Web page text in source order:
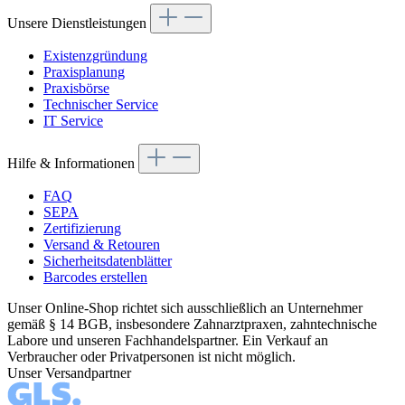
Unsere Dienstleistungen
Existenzgründung
Praxisplanung
Praxisbörse
Technischer Service
IT Service
Hilfe & Informationen
FAQ
SEPA
Zertifizierung
Versand & Retouren
Sicherheitsdatenblätter
Barcodes erstellen
Unser Online-Shop richtet sich ausschließlich an Unternehmer
gemäß § 14 BGB, insbesondere Zahnarztpraxen, zahntechnische
Labore und unseren Fachhandelspartner. Ein Verkauf an
Verbraucher oder Privatpersonen ist nicht möglich.
Unser Versandpartner